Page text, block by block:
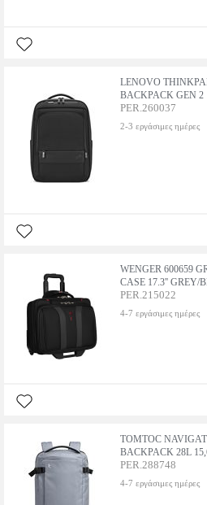
LENOVO
BACKPACK GEN 2
PER.260037
2-3 εργάσιμες ημέρες
WENGER 600659
CASE 17.3'' GREY/
PER.215022
4-7 εργάσιμες ημέρες
TOMTOC
BACKPACK 28L
PER.288748
4-7 εργάσιμες ημέρες